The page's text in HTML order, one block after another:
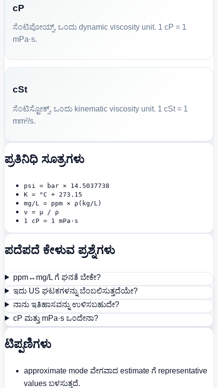
cP
ಸೆಂಟಿಪೋಯ್ಸ್, ಒಂದು dynamic viscosity unit. 1 cP = 1
mPa·s.
cSt
ಸೆಂಟಿಸ್ಟೋಕ್ಸ್, ಒಂದು kinematic viscosity unit. 1 cSt = 1
mm²/s.
ಪ್ರತಿನಿಧಿ ಸೂತ್ರಗಳು
psi = bar × 14.5037738
K = °C + 273.15
mg/L = ppm × ρ(kg/L)
ν = μ / ρ
1 cP = 1 mPa·s
ಪದೆಪದೆ ಕೇಳುವ ಪ್ರಶ್ನೆಗಳು
ppm↔mg/L ಗೆ ಘನತೆ ಬೇಕೇ?
ಇದು US ಘಟಕಗಳನ್ನು ಬೆಂಬಲಿಸುತ್ತದೆಯೇ?
ನಾನು ಇತಿಹಾಸವನ್ನು ಉಳಿಸಬಹುದೇ?
cP ಮತ್ತು mPa·s ಒಂದೇನಾ?
ಟಿಪ್ಪಣಿಗಳು
approximate mode ವೇಗವಾದ estimate ಗೆ representative
values ಬಳಸುತ್ತದೆ.